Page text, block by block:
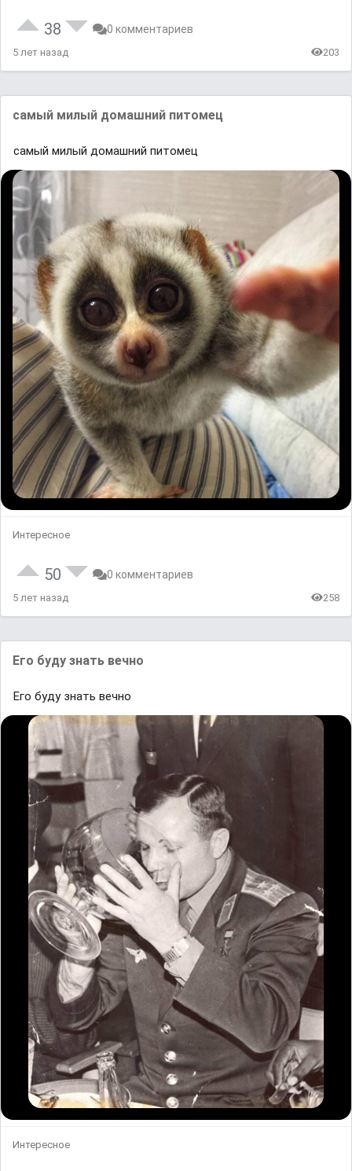
38 0 комментариев
5 лет назад 203
самый милый домашний питомец
самый милый домашний питомец
Интересное
50 0 комментариев
5 лет назад 258
Его буду знать вечно
Его буду знать вечно
Интересное